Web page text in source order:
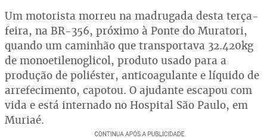
Um motorista morreu na madrugada desta terça-
feira, na BR-356, próximo à Ponte do Muratori,
quando um caminhão que transportava 32.420kg
de monoetilenoglicol, produto usado para a
produção de poliéster, anticoagulante e líquido de
arrefecimento, capotou. O ajudante escapou com
vida e está internado no Hospital São Paulo, em
Muriaé.